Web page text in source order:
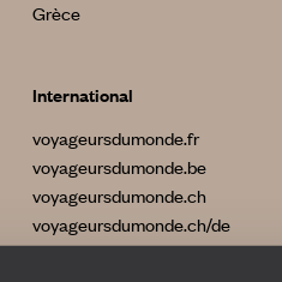
Grèce
International
voyageursdumonde.fr
voyageursdumonde.be
voyageursdumonde.ch
voyageursdumonde.ch/de
voyageursdumonde.com